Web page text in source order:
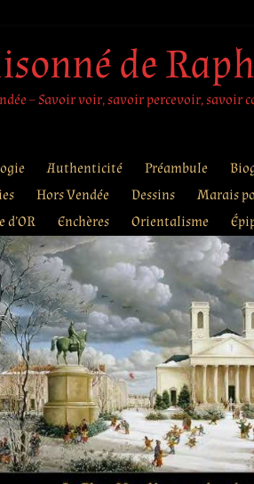
de
– Savoir voir, savoir percevoir, savoir
Authenticité Préambule
Hors Vendée Dessins Marais
d’OR Enchères Orientalisme